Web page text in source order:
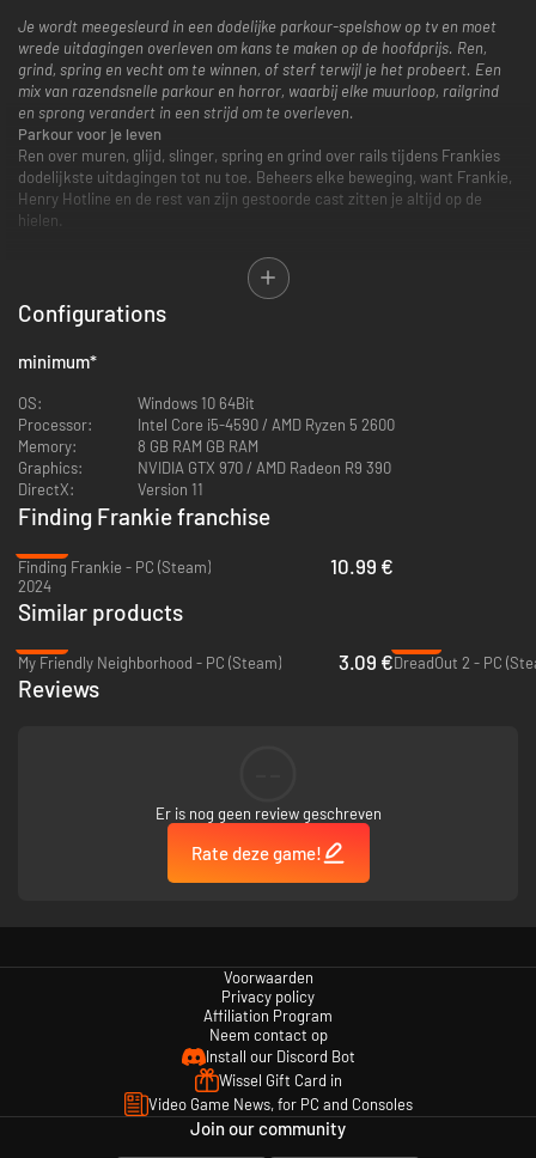
Je wordt meegesleurd in een dodelijke parkour-spelshow op tv en moet
wrede uitdagingen overleven om kans te maken op de hoofdprijs. Ren,
grind, spring en vecht om te winnen, of sterf terwijl je het probeert. Een
mix van razendsnelle parkour en horror, waarbij elke muurloop, railgrind
en sprong verandert in een strijd om te overleven.
Parkour voor je leven
Ren over muren, glijd, slinger, spring en grind over rails tijdens Frankies
dodelijkste uitdagingen tot nu toe. Beheers elke beweging, want Frankie,
Henry Hotline en de rest van zijn gestoorde cast zitten je altijd op de
hielen.
Springen
Grapplen
En meer...
Verover het Parkourcomplex
Verken Frankie’s Parkour Complex, een enorme toren van vijf
verdiepingen die is gebouwd voor chaos. Verover vlaggen, verover elke
verdieping en dring dieper door in de waanzin naarmate de competitie
gevaarlijker wordt.
Overleef de show
Configurations
minimum*
OS:
Windows 10 64Bit
Processor:
Intel Core i5-4590 / AMD Ryzen 5 2600
Memory:
8 GB RAM GB RAM
Graphics:
NVIDIA GTX 970 / AMD Radeon R9 390
DirectX:
Version 11
Finding Frankie franchise
Finding Frankie - PC (Steam)
2024
10.99 €
Similar products
My Friendly Neighborhood - PC (Steam)
3.09 €DreadOut 2 - PC
Reviews
Er is nog geen review geschreven
Rate deze game!
Voorwaarden
Privacy policy
Affiliation Program
Neem contact op
Install our Discord Bot
Wissel Gift Card in
Video Game News, for PC and Consoles
Join our community